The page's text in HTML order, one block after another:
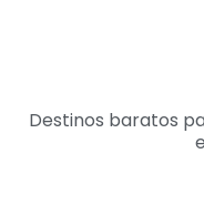
Destinos baratos